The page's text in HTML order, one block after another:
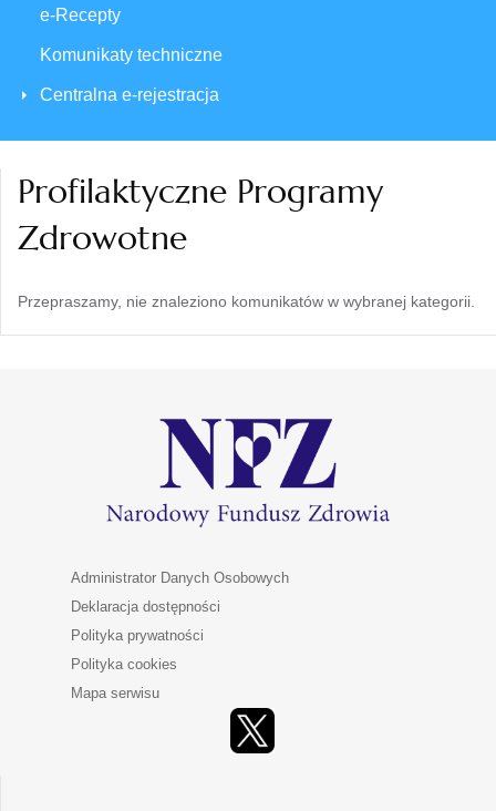
e-Recepty
Komunikaty techniczne
Centralna e-rejestracja
Profilaktyczne Programy
Zdrowotne
Przepraszamy, nie znaleziono komunikatów w wybranej kategorii.
Administrator Danych Osobowych
Deklaracja dostępności
Polityka prywatności
Polityka cookies
Mapa serwisu